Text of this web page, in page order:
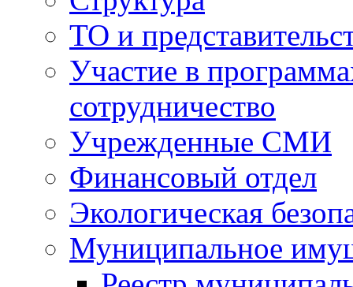
ТО и
Участие в
сотрудничество
Учрежденные СМИ
Финансовый отдел
Экологическая
Муниципальное